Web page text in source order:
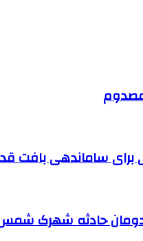
شهرک شمس آباد به